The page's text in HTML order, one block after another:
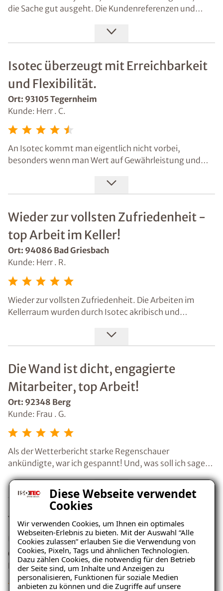
Diese Webseite verwendet
Cookies
Wir verwenden Cookies, um Ihnen ein optimales
Webseiten-Erlebnis zu bieten. Mit der Auswahl “Alle
Cookies zulassen” erlauben Sie die Verwendung von
Cookies, Pixeln, Tags und ähnlichen Technologien.
Dazu zählen Cookies, die notwendig für den Betrieb
der Seite sind, um Inhalte und Anzeigen zu
personalisieren, Funktionen für soziale Medien
anbieten zu können und die Zugriffe auf unsere
die Sache gut ausgeht. Die Kundenreferenzen und
Außerdem haben die Mitarbeiter Rücksicht auf die
Mieterin genommen. Die Isotec-Schimmelsanierung
Isotec überzeugt mit Erreichbarkeit
und Flexibilität.
Ort: 93105 Tegernheim
Kunde: Herr . C.
An Isotec kommt man eigentlich nicht vorbei,
besonders wenn man Wert auf Gewährleistung und
Erreichbarkeit, Abstimmungen und Flexibilität.
Wieder zur vollsten Zufriedenheit -
top Arbeit im Keller!
Ort: 94086 Bad Griesbach
Kunde: Herr . R.
Wieder zur vollsten Zufriedenheit. Die Arbeiten im
Kellerraum wurden durch Isotec akribisch und
Projekt steht für 2026 schon fest!
Die Wand ist dicht, engagierte
Mitarbeiter, top Arbeit!
Ort: 92348 Berg
Kunde: Frau . G.
Als der Wetterbericht starke Regenschauer
ankündigte, war ich gespannt! Und, was soll ich sagen,
die Wand ist dicht! Ich war von der Art und Weise, wie
die Abdichtung erfolgen sollte, sofort überzeugt.
Isotec hat zwei engagierte, fröhliche Mitarbeiter
geschickt, da saß jeder Handschlag!
Tolle Mannschaft, gute Lösungen
und Vorbereitung.
Ort: 93049 Regensburg
Kunde: Herr . H.